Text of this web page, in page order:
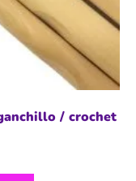
/ crochet